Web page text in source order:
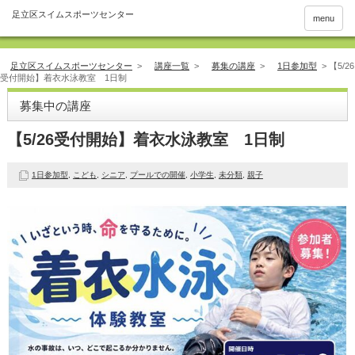
menu
足立区スイムスポーツセンター > 講座一覧 > 募集の講座 > 1日参加型 >
【5/26
受付開始】着衣水泳教室 1日制
募集中の講座
【5/26受付開始】着衣水泳教室 1日制
1日参加型 こども シニア プールでの開催 小学生 未分類, 親子